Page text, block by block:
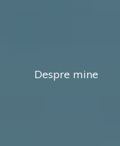
Despre mine